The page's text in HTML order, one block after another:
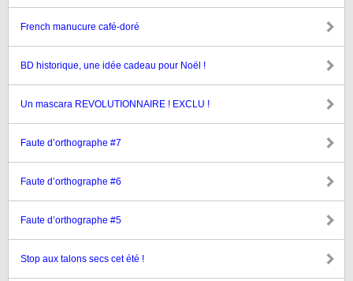
French manucure café-doré
BD historique, une idée cadeau pour Noël !
Un mascara REVOLUTIONNAIRE ! EXCLU !
Faute d’orthographe #7
Faute d’orthographe #6
Faute d’orthographe #5
Stop aux talons secs cet été !